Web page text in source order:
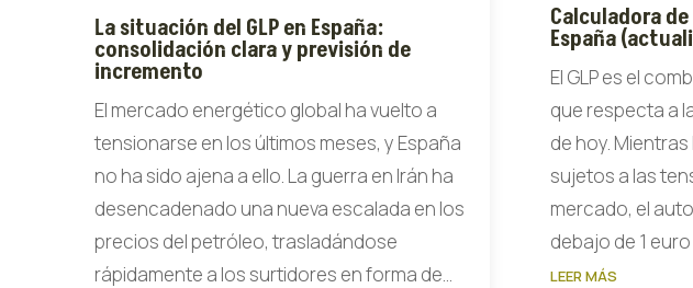
La situación del GLP en España:
consolidación clara y previsión de
incremento
El mercado energético global ha vuelto a
tensionarse en los últimos meses, y España
no ha sido ajena a ello. La guerra en Irán ha
desencadenado una nueva escalada en los
precios del petróleo, trasladándose
rápidamente a los surtidores en forma de...
Calculadora
España
El GLP es el
que respecta a
de hoy.
sujetos a las
mercado, el
debajo de 1 euro
LEER MÁS